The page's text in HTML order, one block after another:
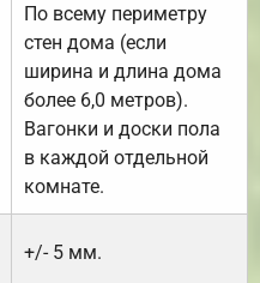
По всему периметру
стен дома (если
ширина и длина дома
более 6,0 метров).
Вагонки и доски пола
в каждой отдельной
комнате.
+/- 5 мм.